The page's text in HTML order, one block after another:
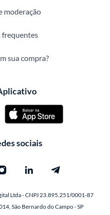
moderação
frequentes
sua compra?
sociais
Ltda - CNPJ 23.895.251/0001-87
São Bernardo do Campo - SP